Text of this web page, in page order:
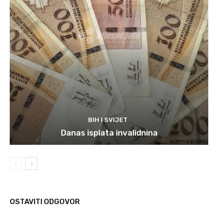
BIH I SVIJET
Danas isplata invalidnina
OSTAVITI ODGOVOR